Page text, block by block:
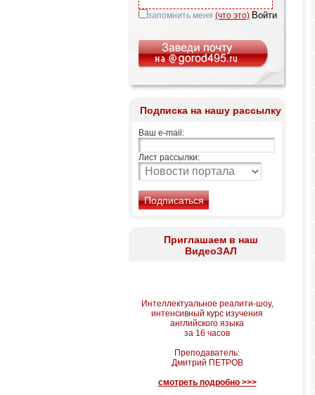
запомнить меня (что это)
Подписка на нашу рассылку
Ваш e-mail:
Лист рассылки:
Приглашаем в наш
ВидеоЗАЛ
Интеллектуальное реалити-шоу,
интенсивный курс изучения
английского языка
за 16 часов
Преподаватель:
Дмитрий ПЕТРОВ
смотреть подробно >>>